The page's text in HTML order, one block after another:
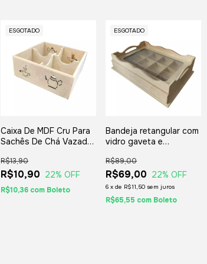
ESGOTADO
Caixa De MDF Cru Para
Sachês De Chá Vazada
13,5x13,5x5,5cm.
R$10,90
R$13,90
22% OFF
R$10,36 com Boleto
ESGOTADO
Bandeja retangular com
vidro gaveta e
MDF
R$69,00
R$89,00
22% OFF
6 xde R$11,50 sem juros
R$65,55 com Boleto